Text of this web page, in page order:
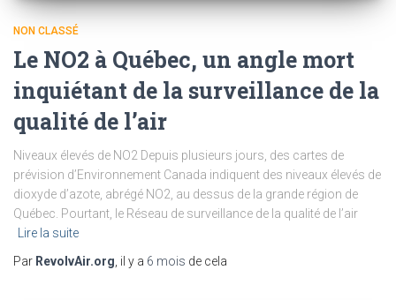
NON CLASSÉ
Le NO2 à Québec, un angle mort
inquiétant de la surveillance de la
qualité de l’air
Niveaux élevés de NO2 Depuis plusieurs jours, des cartes de
prévision d’Environnement Canada indiquent des niveaux élevés de
dioxyde d’azote, abrégé NO2, au dessus de la grande région de
Québec. Pourtant, le Réseau de surveillance de la qualité de l’air
Lire la suite
Par RevolvAir.org , il y a 6 mois de cela